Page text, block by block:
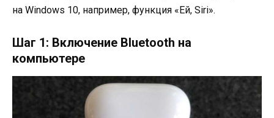
на Windows 10, например, функция «Eй, Siri».
Шаг 1: Включение Bluetooth на
компьютере